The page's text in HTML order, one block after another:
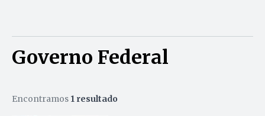
Governo Federal
Encontramos 1 resultado